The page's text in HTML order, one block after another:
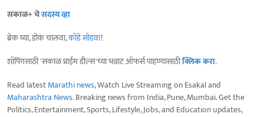
सकाळ+ चेसदस्य व्हा
ब्रेक घ्या, डोकं चालवा,कोडे सोडवा!
शॉपिंगसाठी 'सकाळ प्राईम डील्स'च्या भन्नाट ऑफर्स पाहण्यासाठीक्लिक करा.
Read latestMarathi news, Watch Live Streaming on Esakal and
Maharashtra News. Breaking news from India, Pune, Mumbai. Get the
Politics, Entertainment, Sports, Lifestyle, Jobs, and Education updates,